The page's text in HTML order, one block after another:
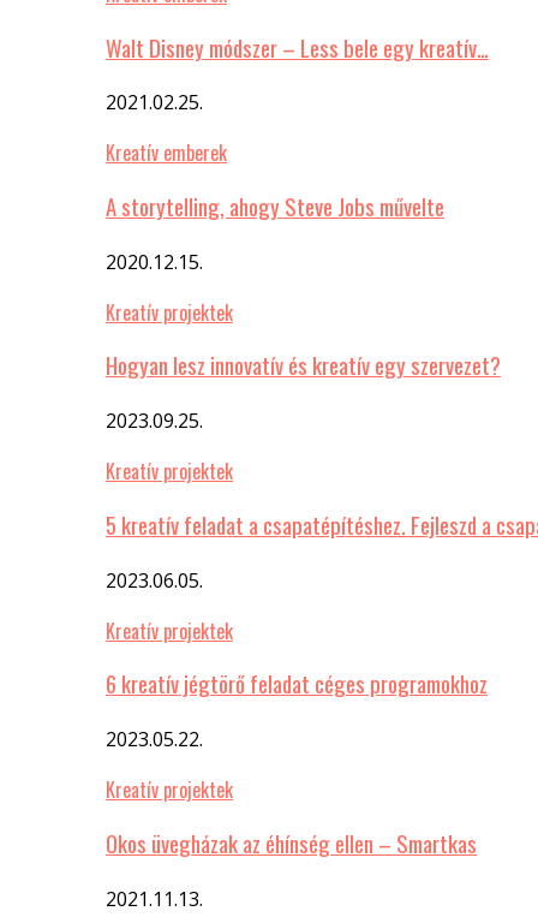
Walt Disney módszer – Less bele egy kreatív…
2021.02.25.
Kreatív emberek
A storytelling, ahogy Steve Jobs művelte
2020.12.15.
Kreatív projektek
Hogyan lesz innovatív és kreatív egy szervezet?
2023.09.25.
Kreatív projektek
5 kreatív feladat a csapatépítéshez. Fejleszd a
2023.06.05.
Kreatív projektek
6 kreatív jégtörő feladat céges programokhoz
2023.05.22.
Kreatív projektek
Okos üvegházak az éhínség ellen – Smartkas
2021.11.13.